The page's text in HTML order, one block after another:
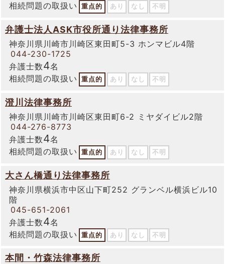
相続問題の取扱い
重点的 あり なし 不明
弁護士法人ASK市役所通り法律事務所
神奈川県川崎市川崎区東田町5-3 ホンマビル4階
044-230-1725
弁護士数4名
相続問題の取扱い
重点的 あり なし 不明
澄川法律事務所
神奈川県川崎市川崎区東田町6-2 ミヤダイビル2階
044-276-8773
弁護士数4名
相続問題の取扱い
重点的 あり なし 不明
大さん橋通り法律事務所
神奈川県横浜市中区山下町252 グランベル横浜ビル10
階
045-651-2061
弁護士数4名
相続問題の取扱い
重点的 あり なし 不明
本間・竹森法律事務所